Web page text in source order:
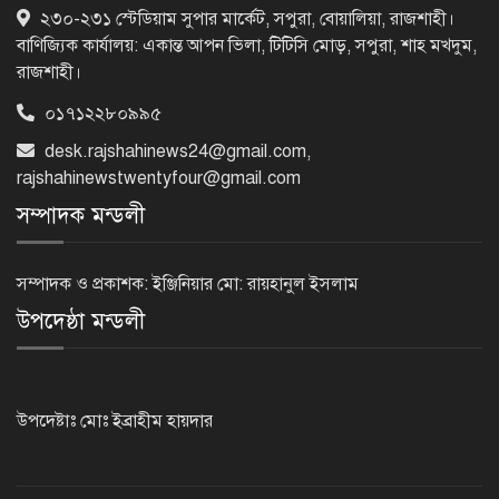
৫ আগস্ট গণতান্ত্রিক রাজনৈতিক অধিকার
পুনঃপ্রতিষ্ঠার দিন: প্রধানমন্ত্রী
ফাইনালে সান্তোস
২৩০-২৩১ স্টেডিয়াম সুপার মার্কেট, সপুরা, বোয়ালিয়া, রাজশাহী।
বাণিজ্যিক কার্যালয়: একান্ত আপন ভিলা, টিটিসি মোড়, সপুরা, শাহ মখদুম,
রাজশাহী।
০১৭১২২৮০৯৯৫
desk.rajshahinews24@gmail.com,
rajshahinewstwentyfour@gmail.com
সম্পাদক মন্ডলী
সম্পাদক ও প্রকাশক: ইঞ্জিনিয়ার মো: রায়হানুল ইসলাম
উপদেষ্ঠা মন্ডলী
উপদেষ্টাঃ মোঃ ইব্রাহীম হায়দার